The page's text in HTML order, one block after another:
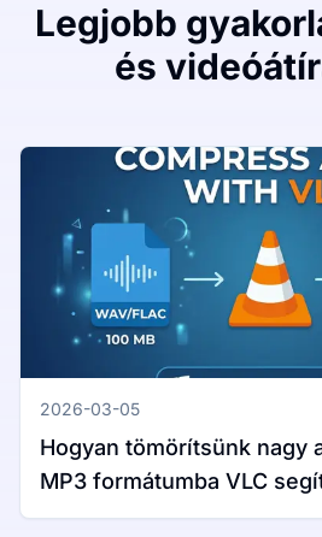
Legjobb
és
2026-03-05
Hogyan tömörítsünk nagy
MP3 formátumba VLC
útmutató Windows és